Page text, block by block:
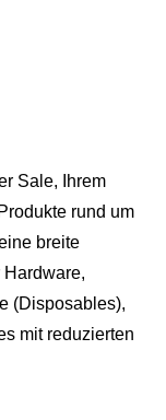
Sale, Ihrem
rund um
breite
Hardware,
(Disposables),
mit reduzierten